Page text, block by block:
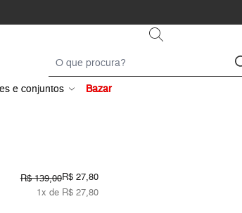
e conjuntos Bazar
R$ 139,00R$ 27,80
1x de R$ 27,80